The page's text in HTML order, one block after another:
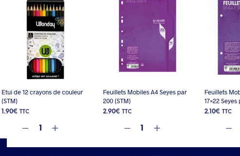
Etui de 12 crayons de couleur
(STM)
1.90€ TTC
Feuillets Mobiles A4 Seyes par
200 (STM)
2.90€ TTC
Feuillets
17×22
2.10€ TTC